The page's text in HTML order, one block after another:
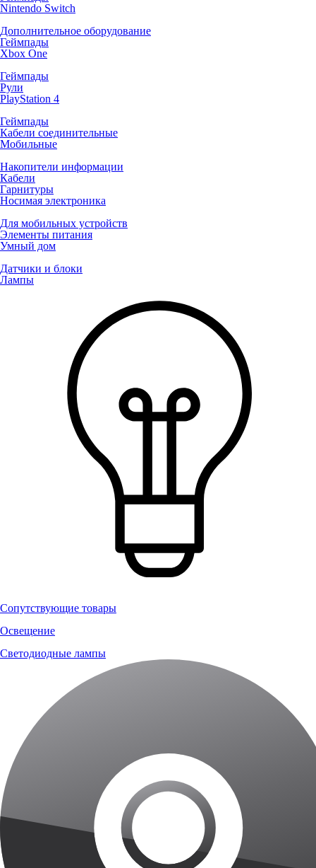
Nintendo Switch
Дополнительное оборудование
Геймпады
Xbox One
Геймпады
Рули
PlayStation 4
Геймпады
Кабели соединительные
Мобильные
Накопители информации
Кабели
Гарнитуры
Носимая электроника
Для мобильных устройств
Элементы питания
Умный дом
Датчики и блоки
Лампы
Сопутствующие товары
Освещение
Светодиодные лампы